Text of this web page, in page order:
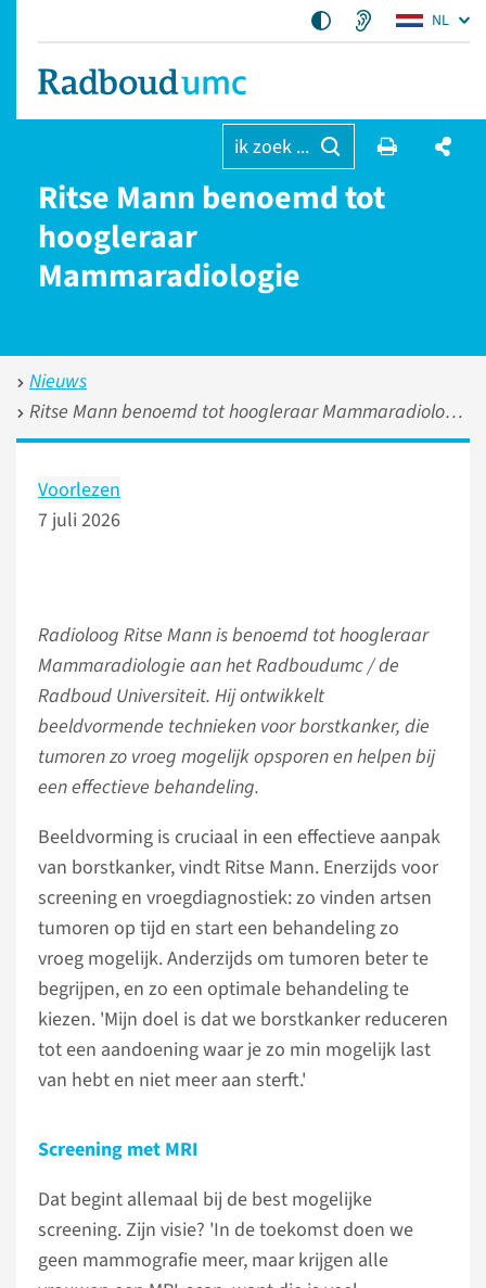
NL
ik zoek ...
Ritse Mann benoemd tot
hoogleraar
Mammaradiologie
Nieuws
Ritse Mann benoemd tot hoogleraar Mammaradiologie
Voorlezen
7 juli 2026
Radioloog Ritse Mann is benoemd tot hoogleraar
Mammaradiologie aan het Radboudumc / de
Radboud Universiteit. Hij ontwikkelt
beeldvormende technieken voor borstkanker, die
tumoren zo vroeg mogelijk opsporen en helpen bij
een effectieve behandeling.
Beeldvorming is cruciaal in een effectieve aanpak
van borstkanker, vindt Ritse Mann. Enerzijds voor
screening en vroegdiagnostiek: zo vinden artsen
tumoren op tijd en start een behandeling zo
vroeg mogelijk. Anderzijds om tumoren beter te
begrijpen, en zo een optimale behandeling te
kiezen. 'Mijn doel is dat we borstkanker reduceren
tot een aandoening waar je zo min mogelijk last
van hebt en niet meer aan sterft.'
Screening met MRI
Dat begint allemaal bij de best mogelijke
screening. Zijn visie? 'In de toekomst doen we
geen mammografie meer, maar krijgen alle